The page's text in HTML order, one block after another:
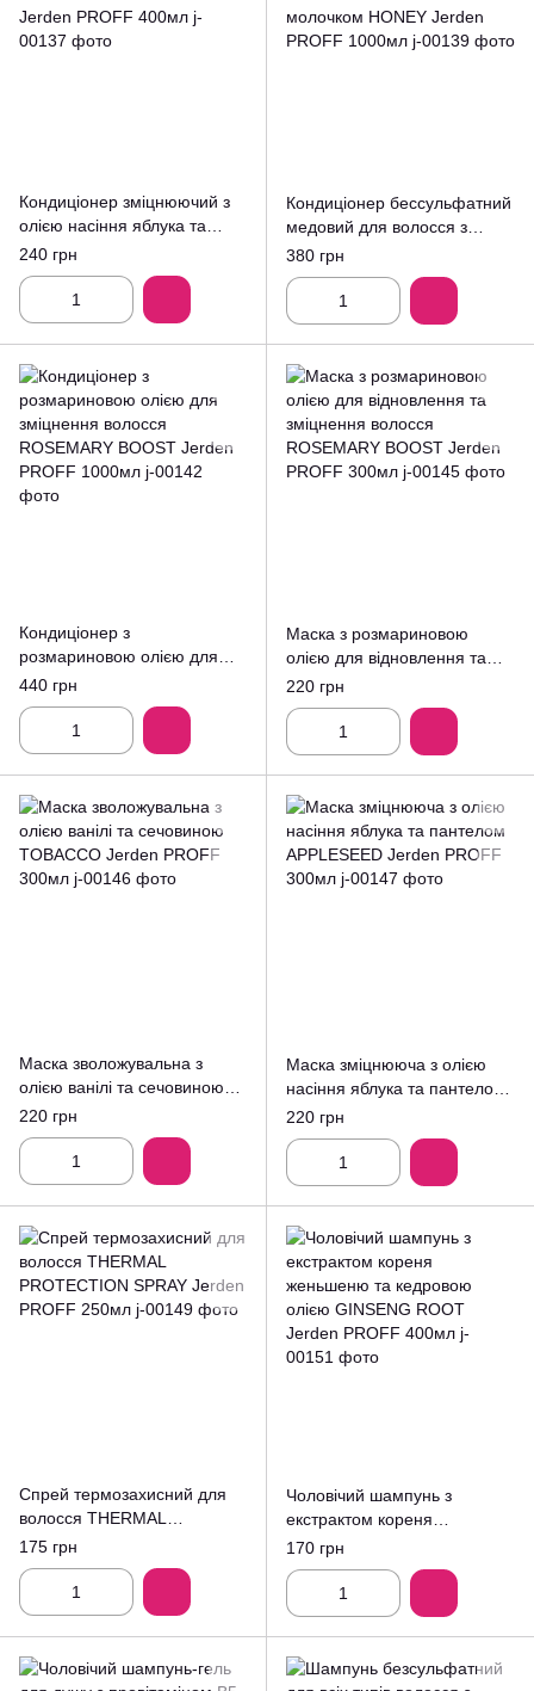
Кондиціонер зміцнюючий з
олією насіння яблука та
пантенолом APPLESEED
Jerden PROFF 400мл
240 грн
Кондиціонер бессульфатний
медовий для волосся з
маточним молочком HONEY
Jerden PROFF 1000мл
380 грн
Кондиціонер з
розмариновою олією для
зміцнення волосся
ROSEMARY BOOST Jerden
PROFF 1000мл
440 грн
Маска з розмариновою
олією для відновлення та
зміцнення волосся
ROSEMARY BOOST Jerden
PROFF 300мл
220 грн
Маска зволожувальна з
олією ванілі та сечовиною
TOBACCO Jerden PROFF
300мл
220 грн
Маска зміцнююча з олією
насіння яблука та пантелом
APPLESEED Jerden PROFF
300мл
220 грн
Спрей термозахисний для
волосся THERMAL
PROTECTION SPRAY Jerden
PROFF 250мл
175 грн
Чоловічий шампунь з
екстрактом кореня
женьшеню та кедровою
олією GINSENG ROOT
Jerden PROFF 400мл
170 грн